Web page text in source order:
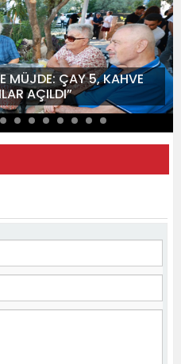
MÜJDE: ÇAY 5, KAHVE
AÇILDI”